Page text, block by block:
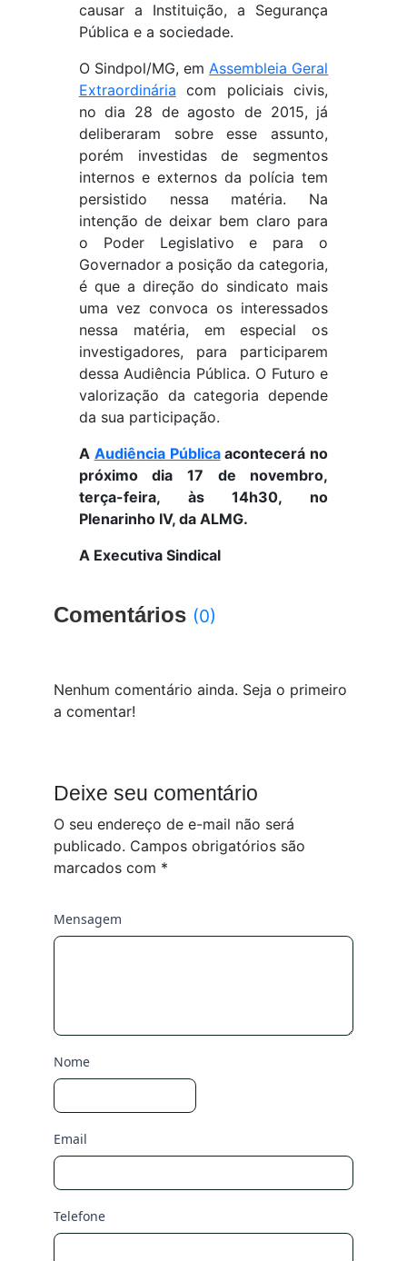
causar a Instituição, a Segurança
Pública e a sociedade.
O Sindpol/MG, em Assembleia Geral
Extraordinária com policiais civis,
no dia 28 de agosto de 2015, já
deliberaram sobre esse assunto,
porém investidas de segmentos
internos e externos da polícia tem
persistido nessa matéria. Na
intenção de deixar bem claro para
o Poder Legislativo e para o
Governador a posição da categoria,
é que a direção do sindicato mais
uma vez convoca os interessados
nessa matéria, em especial os
investigadores, para participarem
dessa Audiência Pública. O Futuro e
valorização da categoria depende
da sua participação.
A Audiência Públicaacontecerá no
próximo dia 17 de novembro,
terça-feira, às 14h30, no
Plenarinho IV, da ALMG.
A Executiva Sindical
Comentários (0)
Nenhum comentário ainda. Seja o primeiro
a comentar!
Deixe seu comentário
O seu endereço de e-mail não será
publicado. Campos obrigatórios são
marcados com *
Mensagem
Nome
Email
Telefone